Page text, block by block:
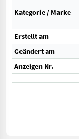
Kategorie / Marke
Erstellt am
Geändert am
Anzeigen Nr.